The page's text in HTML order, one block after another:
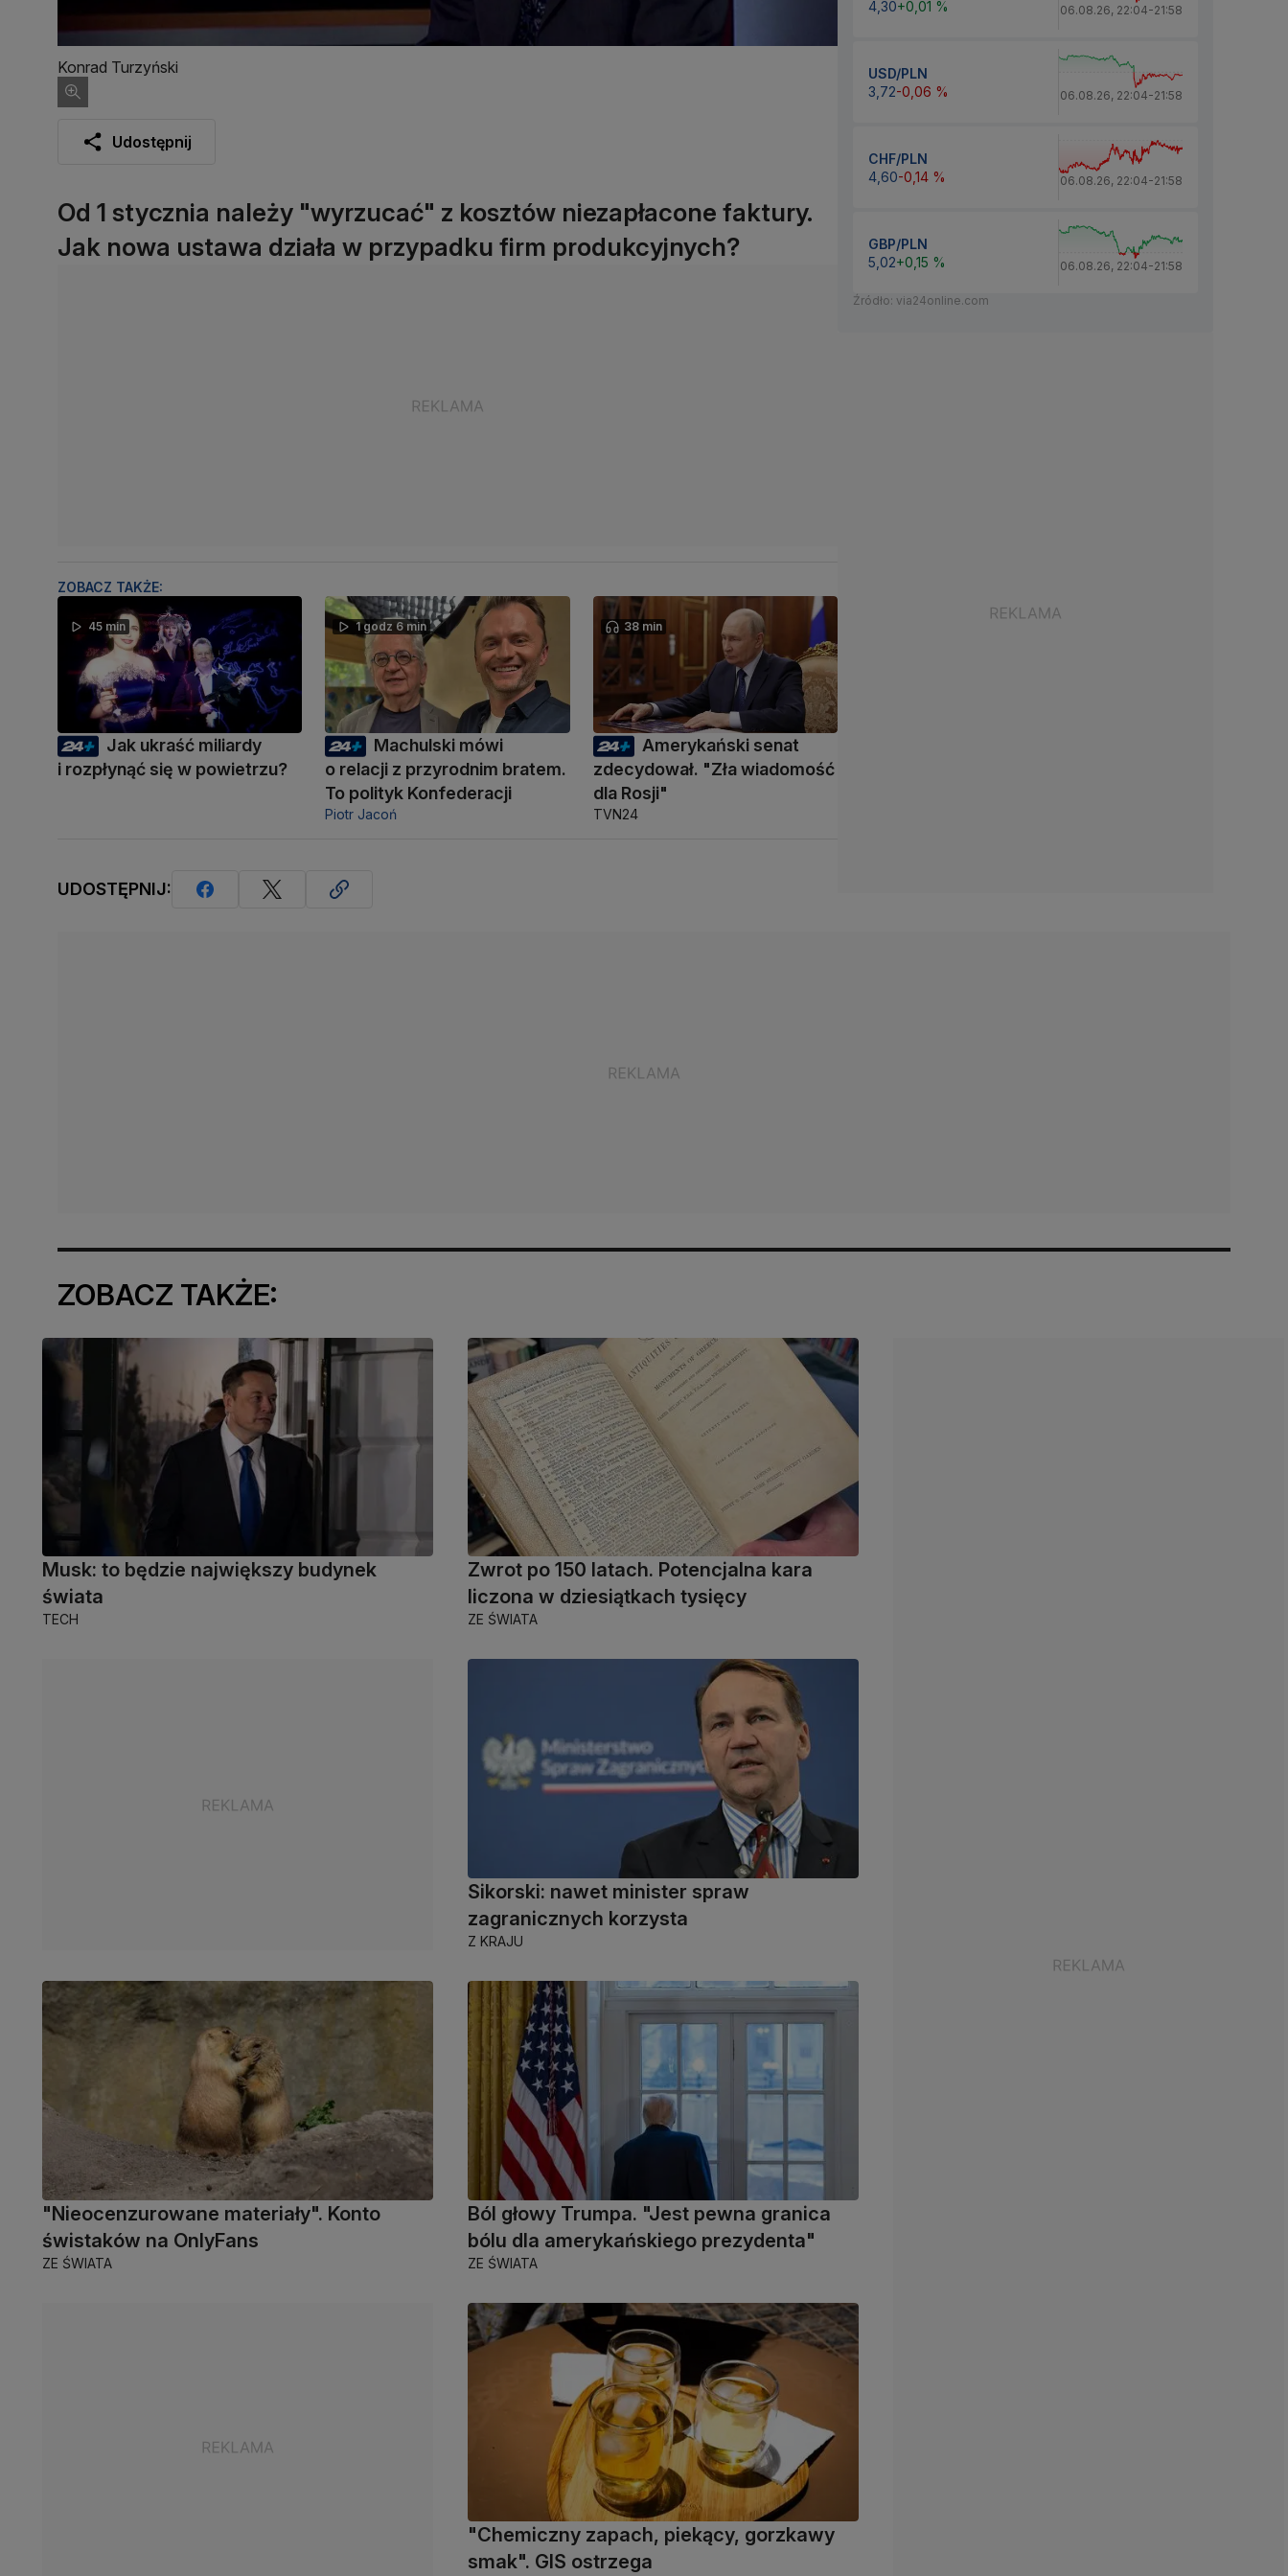
Konrad Turzyński
Udostępnij
Od 1 stycznia należy "wyrzucać" z kosztów niezapłacone faktury.
Jak nowa ustawa działa w przypadku firm produkcyjnych?
ZOBACZ TAKŻE:
45 min
Jak ukraść miliardy
i rozpłynąć się w powietrzu?
1 godz 6 min
Machulski mówi
o relacji z przyrodnim bratem.
To polityk Konfederacji
Piotr Jacoń
38 min
Amerykański senat
zdecydował. "Zła wiadomość
dla Rosji"
TVN24
UDOSTĘPNIJ:
4,30+0,01 % 06.08.26, 22:04-21:58
USD/PLN
3,72-0,06 % 06.08.26, 22:04-21:58
CHF/PLN
4,60-0,14 % 06.08.26, 22:04-21:58
GBP/PLN
5,02+0,15 % 06.08.26, 22:04-21:58
Źródło: via24online.com
ZOBACZ TAKŻE:
Musk: to będzie największy budynek
świata
TECH
Zwrot po 150 latach. Potencjalna kara
liczona w dziesiątkach tysięcy
ZE ŚWIATA
Sikorski: nawet minister spraw
zagranicznych korzysta
Z KRAJU
"Nieocenzurowane materiały". Konto
świstaków na OnlyFans
ZE ŚWIATA
Ból głowy Trumpa. "Jest pewna granica
bólu dla amerykańskiego prezydenta"
ZE ŚWIATA
"Chemiczny zapach, piekący, gorzkawy
smak". GIS ostrzega